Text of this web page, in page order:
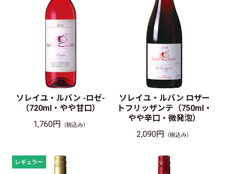
ソレイユ・ルバン -ロゼ-
（720ml・やや甘口）
1,760円 （税込み）
ソレイユ・ルバン ロザー
トフリッザンテ（750ml・
やや辛口・微発泡）
2,090円 （税込み）